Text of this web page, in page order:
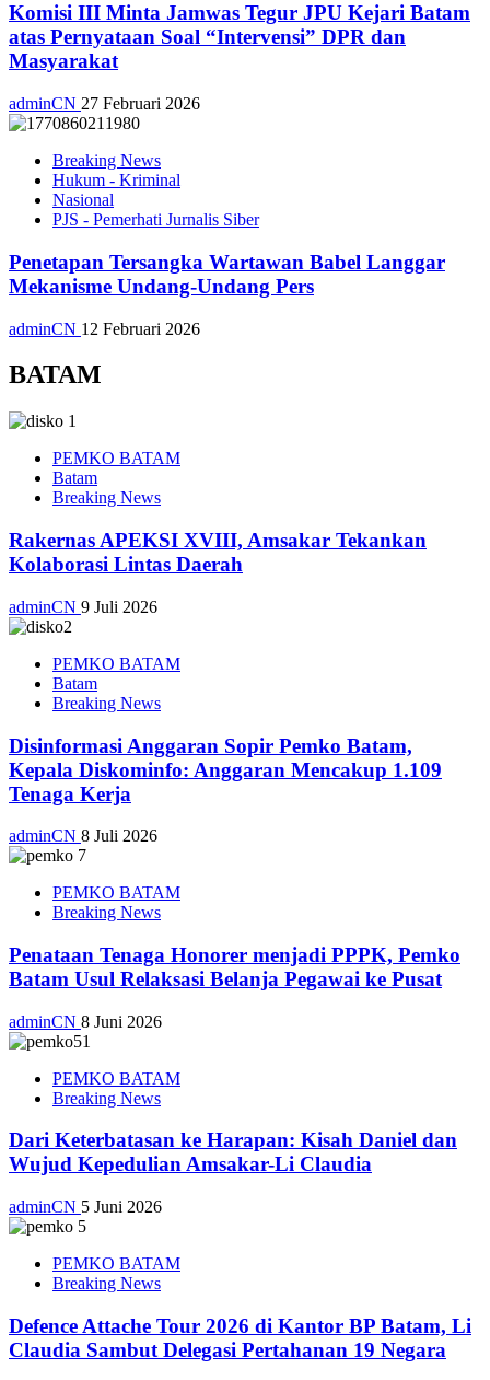
Komisi III Minta Jamwas Tegur JPU Kejari Batam
atas Pernyataan Soal “Intervensi” DPR dan
Masyarakat
adminCN 27 Februari 2026
Breaking News
Hukum - Kriminal
Nasional
PJS - Pemerhati Jurnalis Siber
Penetapan Tersangka Wartawan Babel Langgar
Mekanisme Undang-Undang Pers
adminCN 12 Februari 2026
BATAM
PEMKO BATAM
Batam
Breaking News
Rakernas APEKSI XVIII, Amsakar Tekankan
Kolaborasi Lintas Daerah
adminCN 9 Juli 2026
PEMKO BATAM
Batam
Breaking News
Disinformasi Anggaran Sopir Pemko Batam,
Kepala Diskominfo: Anggaran Mencakup 1.109
Tenaga Kerja
adminCN 8 Juli 2026
PEMKO BATAM
Breaking News
Penataan Tenaga Honorer menjadi PPPK, Pemko
Batam Usul Relaksasi Belanja Pegawai ke Pusat
adminCN 8 Juni 2026
PEMKO BATAM
Breaking News
Dari Keterbatasan ke Harapan: Kisah Daniel dan
Wujud Kepedulian Amsakar-Li Claudia
adminCN 5 Juni 2026
PEMKO BATAM
Breaking News
Defence Attache Tour 2026 di Kantor BP Batam, Li
Claudia Sambut Delegasi Pertahanan 19 Negara